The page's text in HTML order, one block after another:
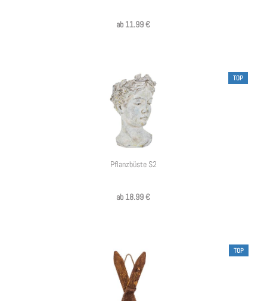
ab 11.99 €
TOP
Pflanzbüste S2
ab 18.99 €
TOP